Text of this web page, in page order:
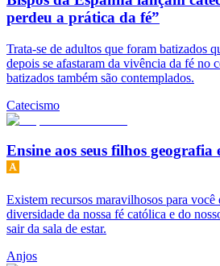
perdeu a prática da fé”
Trata-se de adultos que foram batizados
depois se afastaram da vivência da fé no
batizados também são contemplados.
Catecismo
Ensine aos seus filhos geografia
Existem recursos maravilhosos para você
diversidade da nossa fé católica e do
sair da sala de estar.
Anjos